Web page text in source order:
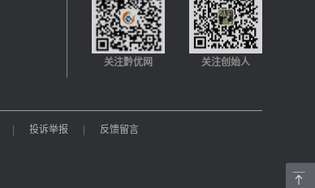
关注黔优网 关注创始人
| 投诉举报 |
反馈留言